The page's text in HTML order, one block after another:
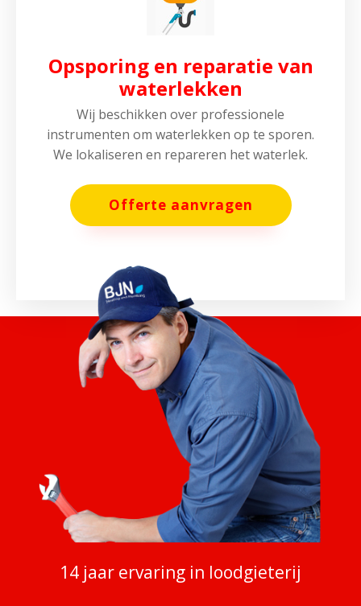
Opsporing en reparatie van
waterlekken
Wij beschikken over professionele
instrumenten om waterlekken op te sporen.
We lokaliseren en repareren het waterlek.
Offerte aanvragen
14 jaar ervaring in loodgieterij